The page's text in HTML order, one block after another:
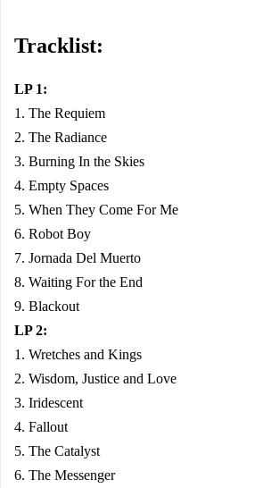
Tracklist:
LP 1:
1. The Requiem
2. The Radiance
3. Burning In the Skies
4. Empty Spaces
5. When They Come For Me
6. Robot Boy
7. Jornada Del Muerto
8. Waiting For the End
9. Blackout
LP 2:
1. Wretches and Kings
2. Wisdom, Justice and Love
3. Iridescent
4. Fallout
5. The Catalyst
6. The Messenger